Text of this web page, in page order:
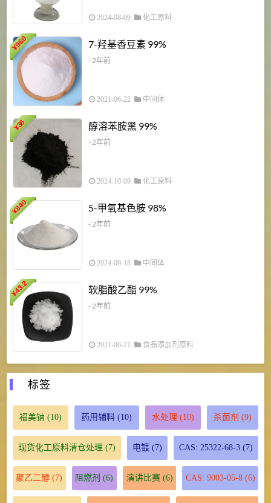
2024-08-09 化工原料
¥
960 7-羟基香豆素 99%
- 2年前
2021-06-22 中间体
¥
36 醇溶苯胺黑 99%
- 2年前
2024-10-09 化工原料
¥
840 5-甲氧基色胺 98%
- 2年前
2024-09-18 中间体
¥
43.2 软脂酸乙酯 99%
- 2年前
2021-06-21 食品添加剂原料
标签
福美钠 (10) 药用辅料 (10) 水处理 (10) 杀菌剂 (9)
现货化工原料清仓处理 (7) 电镀 (7) CAS: 25322-68-3 (7)
聚乙二醇 (7) 阻燃剂 (6) 演讲比赛(6) CAS: 9003-05-8(6)